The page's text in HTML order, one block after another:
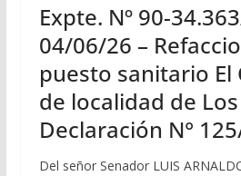
Expte. Nº 90-
04/06/26 –
puesto sanitario El
de localidad de
Declaración N°
Del señor Senador LUIS